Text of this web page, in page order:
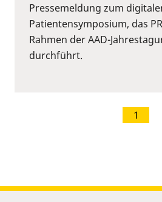
Pressemeldung zum
Patientensymposium, das
Rahmen der AAD-
durchführt.
1